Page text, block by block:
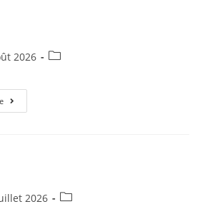
2026
2026